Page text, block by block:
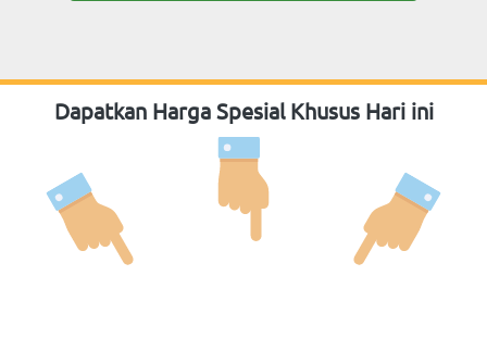
Dapatkan Harga Spesial Khusus Hari ini